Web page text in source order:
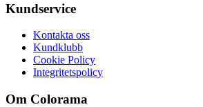
Kundservice
Kontakta oss
Kundklubb
Cookie Policy
Integritetspolicy
Om Colorama